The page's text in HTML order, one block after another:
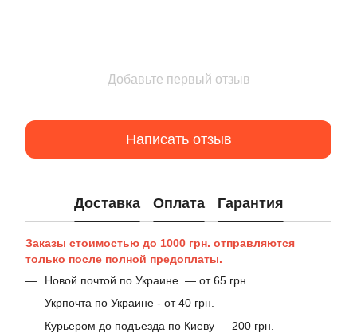
Добавьте первый отзыв
Написать отзыв
Доставка Оплата Гарантия
Заказы стоимостью до 1000 грн. отправляются
только после полной предоплаты.
Новой почтой по Украине — от 65 грн.
Укрпочта по Украине - от 40 грн.
Курьером до подъезда по Киеву — 200 грн.